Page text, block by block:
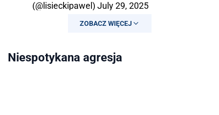
(@lisieckipawel) July 29, 2025
ZOBACZ WIĘCEJ
Niespotykana agresja